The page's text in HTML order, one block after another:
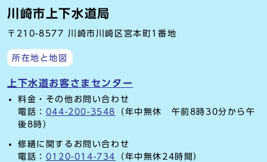
川崎市上下水道局
〒210-8577 川崎市川崎区宮本町1番地
所在地と地図
上下水道お客さまセンター
料金・その他お問い合わせ
電話： 044-200-3548
（年中無休 午前8時30分から午
後8時）
修繕に関するお問い合わせ
電話： 0120-014-734 （年中無休24時間）